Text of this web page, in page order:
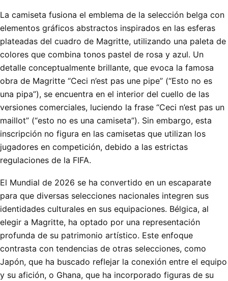
La camiseta fusiona el emblema de la selección belga con
elementos gráficos abstractos inspirados en las esferas
plateadas del cuadro de Magritte, utilizando una paleta de
colores que combina tonos pastel de rosa y azul. Un
detalle conceptualmente brillante, que evoca la famosa
obra de Magritte “Ceci n’est pas une pipe” (“Esto no es
una pipa”), se encuentra en el interior del cuello de las
versiones comerciales, luciendo la frase “Ceci n’est pas un
maillot” (“esto no es una camiseta”). Sin embargo, esta
inscripción no figura en las camisetas que utilizan los
jugadores en competición, debido a las estrictas
regulaciones de la FIFA.
El Mundial de 2026 se ha convertido en un escaparate
para que diversas selecciones nacionales integren sus
identidades culturales en sus equipaciones. Bélgica, al
elegir a Magritte, ha optado por una representación
profunda de su patrimonio artístico. Este enfoque
contrasta con tendencias de otras selecciones, como
Japón, que ha buscado reflejar la conexión entre el equipo
y su afición, o Ghana, que ha incorporado figuras de su